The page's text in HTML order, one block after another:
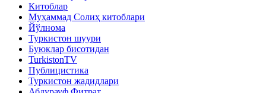
Китоблар
Муҳаммад Солиҳ китоблари
Йўлнома
Туркистон шуури
Буюклар бисотидан
TurkistonTV
Публицистика
Туркистон жадидлари